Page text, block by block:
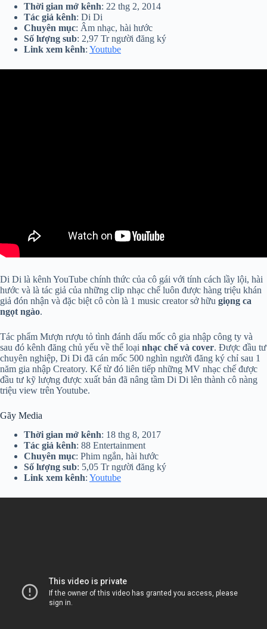
Thời gian mở kênh: 22 thg 2, 2014
Tác giả kênh: Di Di
Chuyên mục: Âm nhạc, hài hước
Số lượng sub: 2,97 Tr người đăng ký
Link xem kênh: Youtube
Di Di là kênh YouTube chính thức của cô gái với tính cách lầy lội, hài
hước và là tác giả của những clip nhạc chế luôn được hàng triệu khán
giả đón nhận và đặc biệt cô còn là 1 music creator sở hữu giọng ca
ngọt ngào.
Tác phẩm Mượn rượu tỏ tình đánh dấu mốc cô gia nhập công ty và
sau đó kênh đăng chủ yếu về thể loại nhạc chế và cover. Được đầu tư
chuyên nghiệp, Di Di đã cán mốc 500 nghìn người đăng ký chỉ sau 1
năm gia nhập Creatory. Kể từ đó liên tiếp những MV nhạc chế được
đầu tư kỹ lượng được xuất bản đã nâng tầm Di Di lên thành cô nàng
triệu view trên Youtube.
Gãy Media
Thời gian mở kênh: 18 thg 8, 2017
Tác giả kênh: 88 Entertainment
Chuyên mục: Phim ngắn, hài hước
Số lượng sub: 5,05 Tr người đăng ký
Link xem kênh: Youtube